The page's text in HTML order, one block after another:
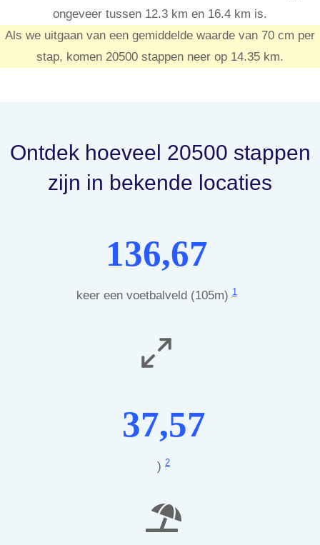
ongeveer tussen 12.3 km en 16.4 km is.
Als we uitgaan van een gemiddelde waarde van 70 cm per
stap, komen 20500 stappen neer op 14.35 km.
Ontdek hoeveel 20500 stappen
zijn in bekende locaties
136,67
keer een voetbalveld (105m)1
37,57
) 2